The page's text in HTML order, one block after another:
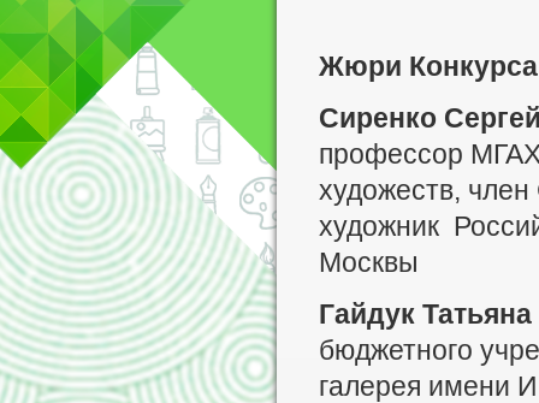
Жюри Конкурса
Сиренко
профессор
художеств,
художник
Москвы
Гайдук
бюджетного
галерея имени